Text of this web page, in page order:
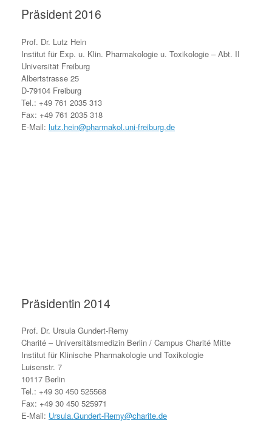
Präsident 2016
Prof. Dr. Lutz Hein
Institut für Exp. u. Klin. Pharmakologie u. Toxikologie – Abt. II
Universität Freiburg
Albertstrasse 25
D-79104 Freiburg
Tel.: +49 761 2035 313
Fax: +49 761 2035 318
E-Mail: lutz.hein@pharmakol.uni-freiburg.de
Präsidentin 2014
Prof. Dr. Ursula Gundert-Remy
Charité – Universitätsmedizin Berlin / Campus Charité Mitte
Institut für Klinische Pharmakologie und Toxikologie
Luisenstr. 7
10117 Berlin
Tel.: +49 30 450 525568
Fax: +49 30 450 525971
E-Mail: Ursula.Gundert-Remy@charite.de